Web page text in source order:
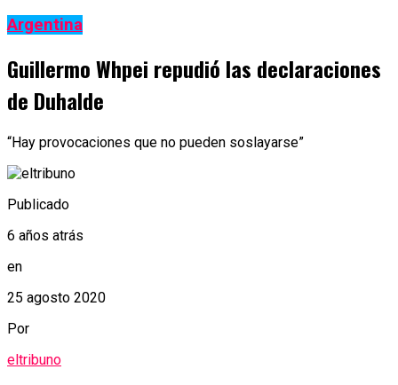
Argentina
Guillermo Whpei repudió las declaraciones
de Duhalde
“Hay provocaciones que no pueden soslayarse”
Publicado
6 años atrás
en
25 agosto 2020
Por
eltribuno